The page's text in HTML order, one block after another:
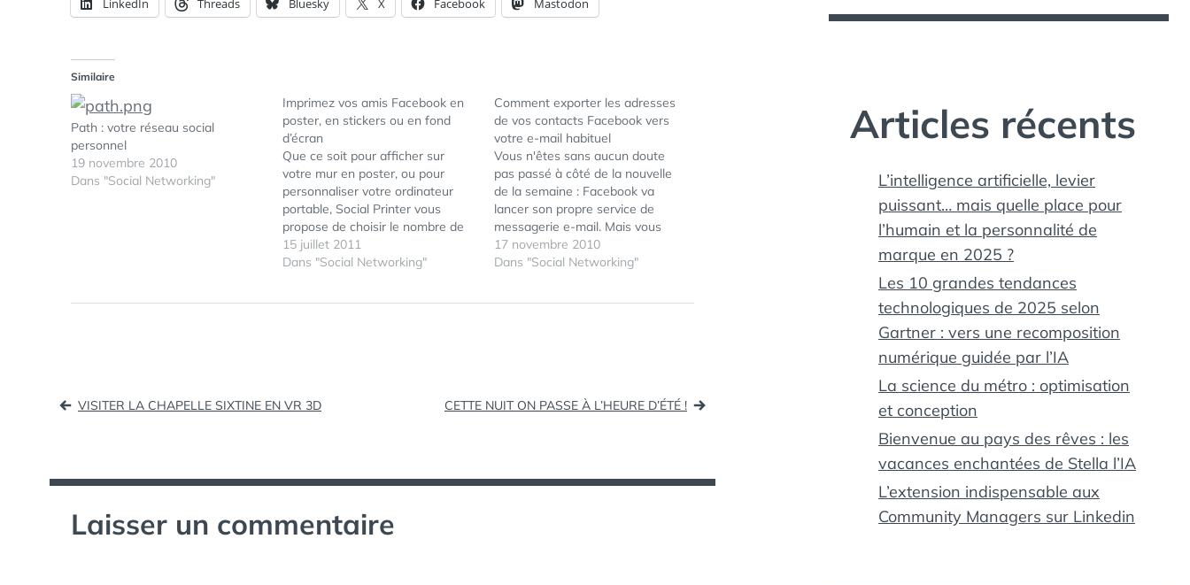
LinkedIn Threads Bluesky X Facebook Mastodon
Similaire
Path : votre réseau social
personnel
19 novembre 2010
Dans "Social Networking"
Imprimez vos amis Facebook en
poster, en stickers ou en fond
d’écran
Que ce soit pour afficher sur
votre mur en poster, ou pour
personnaliser votre ordinateur
portable, Social Printer vous
propose de choisir le nombre de
vignettes d'ami à inclure, de
personnaliser couleurs et formats
15 juillet 2011
Dans "Social Networking"
Comment exporter les adresses
de vos contacts Facebook vers
votre e-mail habituel
Vous n'êtes sans aucun doute
pas passé à côté de la nouvelle
de la semaine : Facebook va
lancer son propre service de
messagerie e-mail. Mais vous
n'avez peut-être pas envie de
confier au petit Mark tous vos
17 novembre 2010
Dans "Social Networking"
Navigation
l’article
VISITER LA CHAPELLE SIXTINE EN VR 3D CETTE NUIT ON PASSE À L’HEURE D’ÉTÉ !
Laisser un commentaire
Articles récents
L’intelligence artificielle, levier
puissant… mais quelle place pour
l’humain et la personnalité de
marque en 2025 ?
Les 10 grandes tendances
technologiques de 2025 selon
Gartner : vers une recomposition
numérique guidée par l’IA
La science du métro : optimisation
et conception
Bienvenue au pays des rêves : les
vacances enchantées de Stella l’IA
L’extension indispensable aux
Community Managers sur Linkedin